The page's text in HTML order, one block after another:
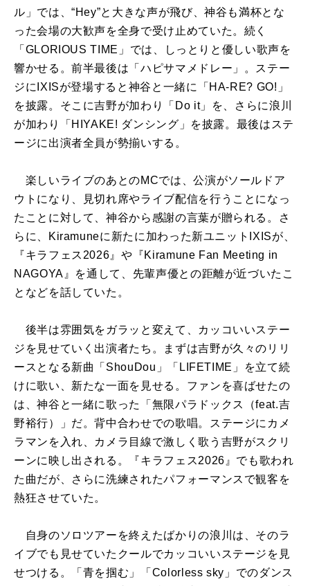
ル」では、“Hey”と大きな声が飛び、神谷も満杯とな
った会場の大歓声を全身で受け止めていた。続く
「GLORIOUS TIME」では、しっとりと優しい歌声を
響かせる。前半最後は「ハピサマメドレー」。ステー
ジにIXISが登場すると神谷と一緒に「HA-RE? GO!」
を披露。そこに吉野が加わり「Do it」を、さらに浪川
が加わり「HIYAKE! ダンシング」を披露。最後はステ
ージに出演者全員が勢揃いする。
楽しいライブのあとのMCでは、公演がソールドア
ウトになり、見切れ席やライブ配信を行うことになっ
たことに対して、神谷から感謝の言葉が贈られる。さ
らに、Kiramuneに新たに加わった新ユニットIXISが、
『キラフェス2026』や『Kiramune Fan Meeting in
NAGOYA』を通して、先輩声優との距離が近づいたこ
となどを話していた。
後半は雰囲気をガラッと変えて、カッコいいステー
ジを見せていく出演者たち。まずは吉野が久々のリリ
ースとなる新曲「ShouDou」「LIFETIME」を立て続
けに歌い、新たな一面を見せる。ファンを喜ばせたの
は、神谷と一緒に歌った「無限パラドックス（feat.吉
野裕行）」だ。背中合わせでの歌唱。ステージにカメ
ラマンを入れ、カメラ目線で激しく歌う吉野がスクリ
ーンに映し出される。『キラフェス2026』でも歌われ
た曲だが、さらに洗練されたパフォーマンスで観客を
熱狂させていた。
自身のソロツアーを終えたばかりの浪川は、そのラ
イブでも見せていたクールでカッコいいステージを見
せつける。「青を掴む」「Colorless sky」でのダンス